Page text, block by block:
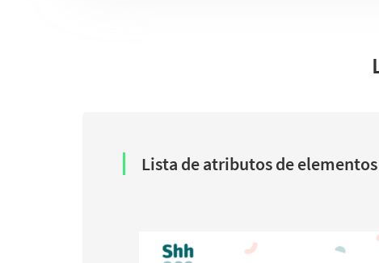
Lista de atributos de elementos